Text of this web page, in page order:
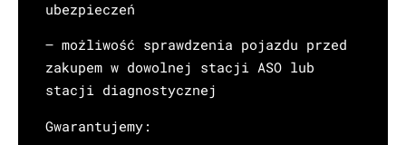
ubezpieczeń
– możliwość sprawdzenia pojazdu przed
zakupem w dowolnej stacji ASO lub
stacji diagnostycznej
Gwarantujemy: